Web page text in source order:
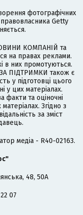
фотографічних
правовласника Getty
КОМПАНІЙ та
на правах реклами.
в них промотуються.
ПІДТРИМКИ також є
у підготовці цього
у цих матеріалах.
факти та оціночні
Згідно з
за зміст
медіа - R40-02163.
48, 50А
07